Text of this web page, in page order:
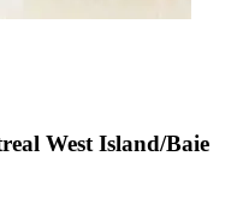
West Island/Baie